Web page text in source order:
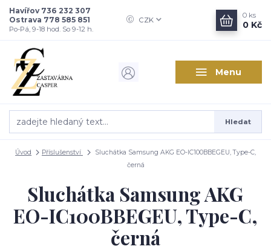
Menu
CZK
Hledat
Havířov 736 232 307
Ostrava 778 585 851
Po-Pá, 9-18 hod. So 9-12 h.
0 ks
0 Kč
Úvod Příslušenství
Sluchátka Samsung AKG EO-IC100BBEGEU, Type-C,
černá
Sluchátka Samsung AKG
EO-IC100BBEGEU, Type-C,
černá